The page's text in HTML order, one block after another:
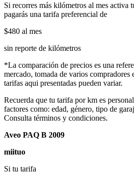
Si recorres más kilómetros al mes activa
pagarás una tarifa preferencial de
$480 al mes
sin reporte de kilómetros
*La comparación de precios es una
mercado, tomada de varios compradores
tarifas aqui presentadas pueden variar.
Recuerda que tu tarifa por km es
factores como: edad, género, tipo de
Consulta términos y condiciones.
Aveo PAQ B 2009
miituo
Si tu tarifa